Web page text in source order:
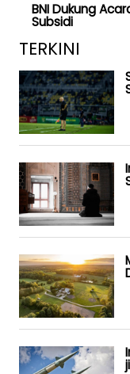
BNI Dukung
Subsidi
TERKINI